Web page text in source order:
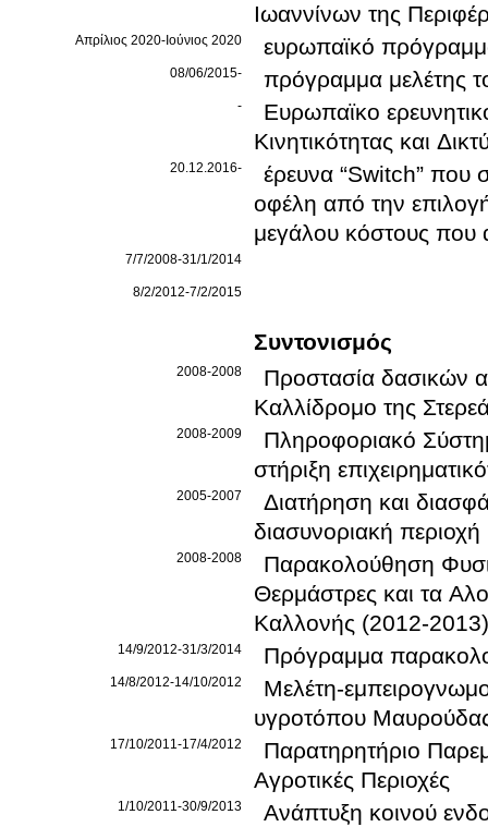
Ιωαννίνων της
Απρίλιος 2020-Ιούνιος 2020 ευρωπαϊκό
08/06/2015- πρόγραμμα μελέτης
-
Ευρωπαϊκο
Κινητικότητας και
20.12.2016-
έρευνα “Switch” που
οφέλη από την
μεγάλου κόστους που
7/7/2008-31/1/2014
8/2/2012-7/2/2015
Συντονισμός
2008-2008
Προστασία δασικών
Καλλίδρομο της
2008-2009
Πληροφοριακό
στήριξη
2005-2007
Διατήρηση και
διασυνοριακή περιοχή
2008-2008
Παρακολούθηση
Θερμάστρες και τα
Καλλονής (2012-2013)
14/9/2012-31/3/2014 Πρόγραμμα
14/8/2012-14/10/2012
Μελέτη-
υγροτόπου
17/10/2011-17/4/2012
Παρατηρητήριο
Αγροτικές Περιοχές
1/10/2011-30/9/2013 Ανάπτυξη κοινού